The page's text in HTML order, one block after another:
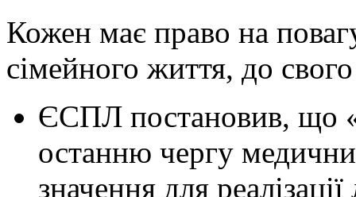
Кожен має право на
сімейного життя, до
ЄСПЛ постановив, що
останню чергу
значення для